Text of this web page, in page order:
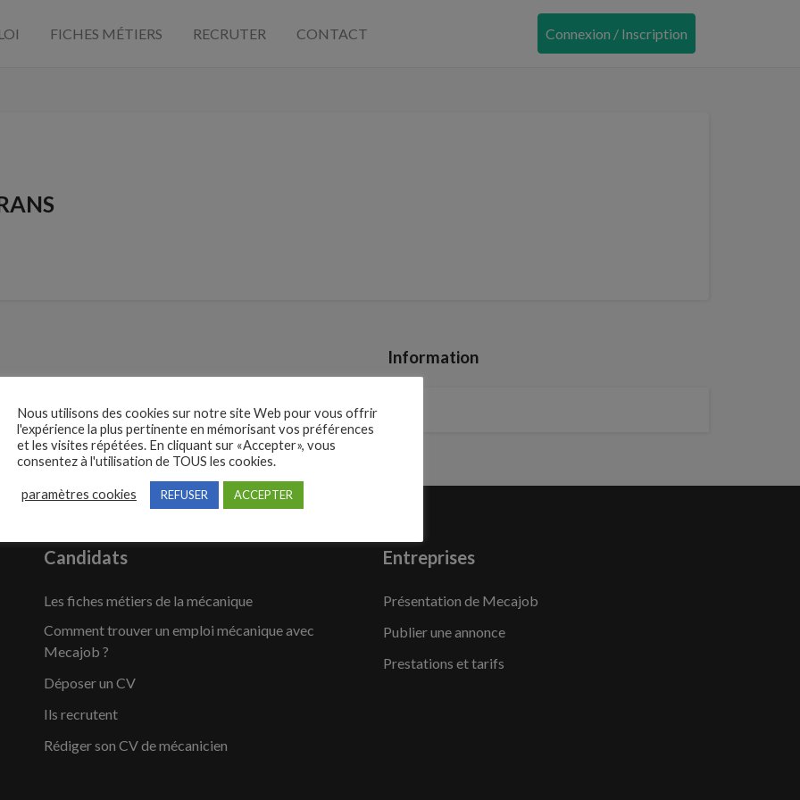
FICHES MÉTIERS RECRUTER CONTACT Connexion / Inscription
Information
Candidats
Les fiches métiers de la mécanique
Comment trouver un emploi mécanique avec
Mecajob ?
Déposer un CV
Ils recrutent
Rédiger son CV de mécanicien
Entreprises
Présentation de Mecajob
Publier une annonce
Prestations et tarifs
Nous utilisons des cookies sur notre site Web pour vous offrir
l'expérience la plus pertinente en mémorisant vos préférences
et les visites répétées. En cliquant sur «Accepter», vous
consentez à l'utilisation de TOUS les cookies.
paramètres cookies REFUSER ACCEPTER